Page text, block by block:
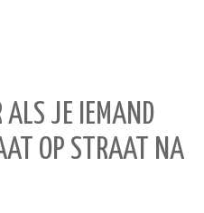
ALS JE IEMAND
OP STRAAT NA